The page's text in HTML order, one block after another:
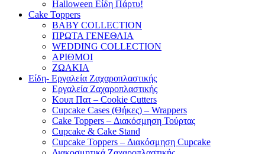
Halloween Είδη Πάρτυ!
Cake Toppers
BABY COLLECTION
ΠΡΩΤΑ ΓΕΝΕΘΛΙΑ
WEDDING COLLECTION
ΑΡΙΘΜΟΙ
ΖΩΑΚΙΑ
Είδη- Εργαλεία Ζαχαροπλαστικής
Εργαλεία Ζαχαροπλαστικής
Κουπ Πατ – Cookie Cutters
Cupcake Cases (Θήκες) – Wrappers
Cake Toppers – Διακόσμηση Τούρτας
Cupcake & Cake Stand
Cupcake Toppers – Διακόσμηση Cupcake